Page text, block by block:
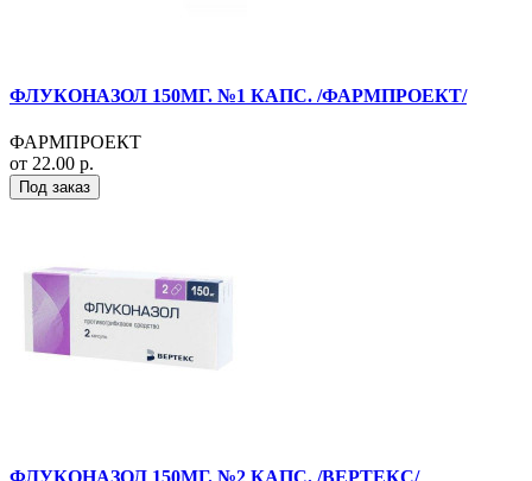
ФЛУКОНАЗОЛ 150МГ. №1 КАПС. /ФАРМПРОЕКТ/
ФАРМПРОЕКТ
от 22.00 р.
Под заказ